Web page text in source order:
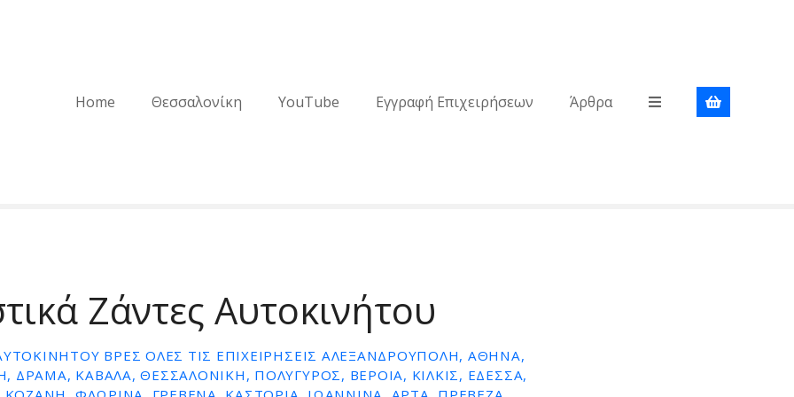
Home Θεσσαλονίκη YouTube Εγγραφή Επιχειρήσεων Άρθρα
Ζάντες Αυτοκινήτου
ΒΡΕΣ ΌΛΕΣ ΤΙΣ ΕΠΙΧΕΙΡΉΣΕΙΣ ΑΛΕΞΑΝΔΡΟΥΠΟΛΗ, ΑΘΗΝΑ,
ΚΑΒΑΛΑ, ΘΕΣΣΑΛΟΝΙΚΗ, ΠΟΛΥΓΥΡΟΣ, ΒΕΡΟΙΑ, ΚΙΛΚΙΣ, ΕΔΕΣΣΑ,